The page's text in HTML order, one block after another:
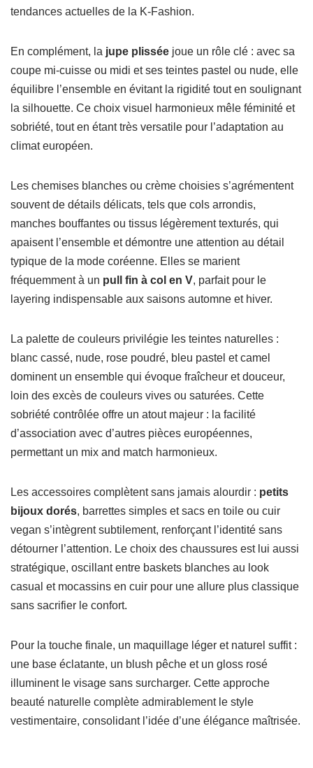
tendances actuelles de la K-Fashion.
En complément, la jupe plissée joue un rôle clé : avec sa
coupe mi-cuisse ou midi et ses teintes pastel ou nude, elle
équilibre l’ensemble en évitant la rigidité tout en soulignant
la silhouette. Ce choix visuel harmonieux mêle féminité et
sobriété, tout en étant très versatile pour l’adaptation au
climat européen.
Les chemises blanches ou crème choisies s’agrémentent
souvent de détails délicats, tels que cols arrondis,
manches bouffantes ou tissus légèrement texturés, qui
apaisent l’ensemble et démontre une attention au détail
typique de la mode coréenne. Elles se marient
fréquemment à un pull fin à col en V, parfait pour le
layering indispensable aux saisons automne et hiver.
La palette de couleurs privilégie les teintes naturelles :
blanc cassé, nude, rose poudré, bleu pastel et camel
dominent un ensemble qui évoque fraîcheur et douceur,
loin des excès de couleurs vives ou saturées. Cette
sobriété contrôlée offre un atout majeur : la facilité
d’association avec d’autres pièces européennes,
permettant un mix and match harmonieux.
Les accessoires complètent sans jamais alourdir : petits
bijoux dorés, barrettes simples et sacs en toile ou cuir
vegan s’intègrent subtilement, renforçant l’identité sans
détourner l’attention. Le choix des chaussures est lui aussi
stratégique, oscillant entre baskets blanches au look
casual et mocassins en cuir pour une allure plus classique
sans sacrifier le confort.
Pour la touche finale, un maquillage léger et naturel suffit :
une base éclatante, un blush pêche et un gloss rosé
illuminent le visage sans surcharger. Cette approche
beauté naturelle complète admirablement le style
vestimentaire, consolidant l’idée d’une élégance maîtrisée.